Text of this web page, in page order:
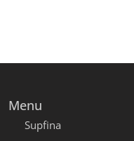
Menu
Supfina